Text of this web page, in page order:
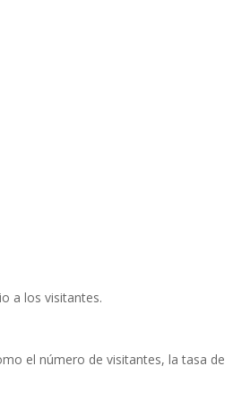
a los visitantes.
el número de visitantes, la tasa de